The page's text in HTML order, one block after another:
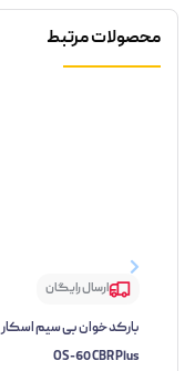
محصولات مرتبط
ارسال رایگان
بارکد خوان بی سیم اسکار
OS-60 CBR Plus